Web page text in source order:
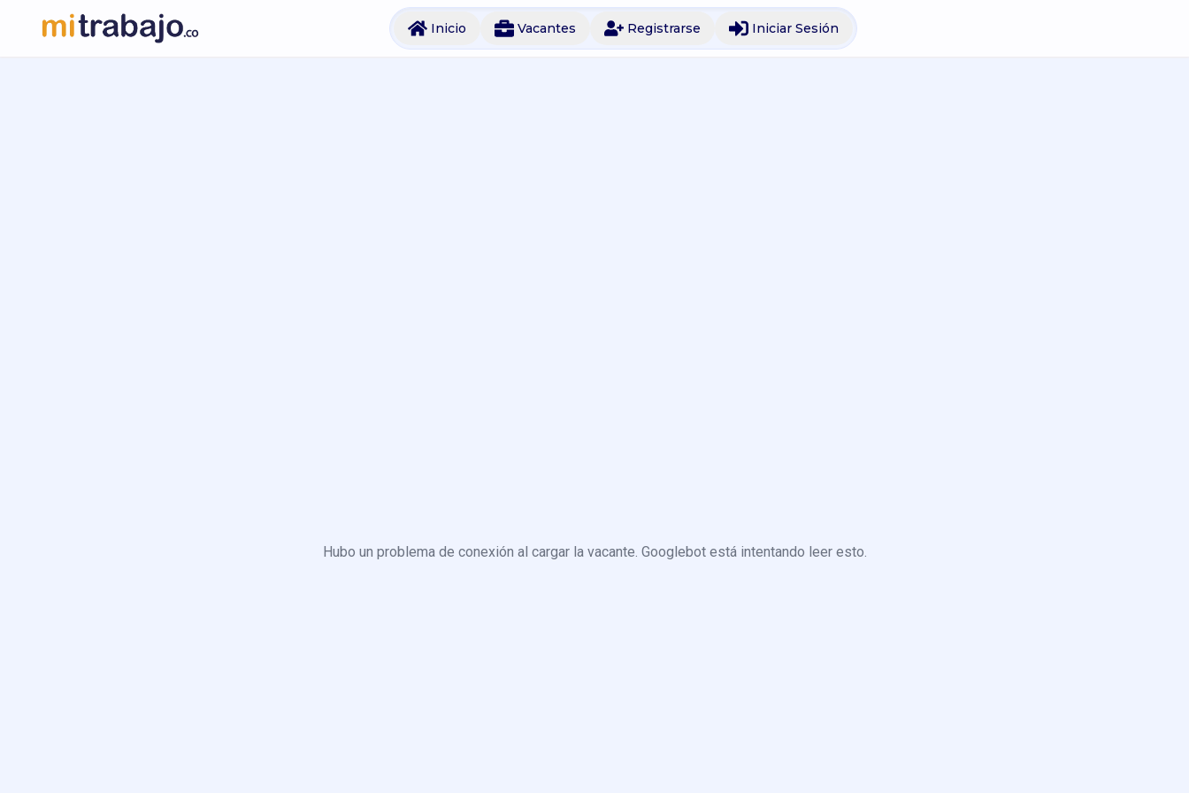
Inicio Vacantes Registrarse Iniciar Sesión
Hubo un problema de conexión al cargar la vacante. Googlebot está intentando leer esto.